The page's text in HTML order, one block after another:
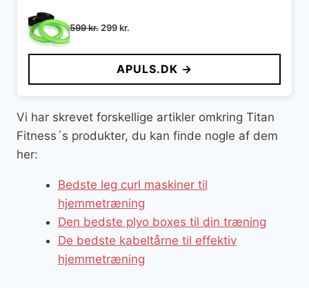
599kr. Den
pris
599 kr..
299kr.
pris
er:
299 kr..
APULS.DK →
Vi har skrevet forskellige artikler omkring Titan
Fitness´s produkter, du kan finde nogle af dem
her:
Bedste leg curl maskiner til
hjemmetræning
Den bedste plyo boxes til din træning
De bedste kabeltårne til effektiv
hjemmetræning